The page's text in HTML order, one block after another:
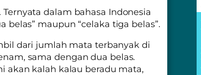
dalam bahasa Indonesia
belas” maupun “celaka tiga belas”.
dari jumlah mata terbanyak di
sama dengan dua belas.
akan kalah kalau beradu mata,